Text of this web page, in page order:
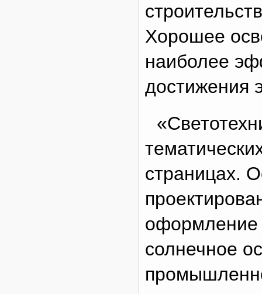
Хорошее
наиболее
достижения
страницах.
оформление
солнечное